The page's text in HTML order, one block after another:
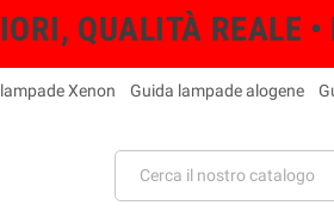
QUALITÀ
Xenon Guida lampade alogene